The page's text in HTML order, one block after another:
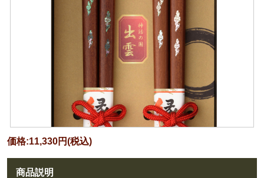
価格:11,330円(税込)
商品説明